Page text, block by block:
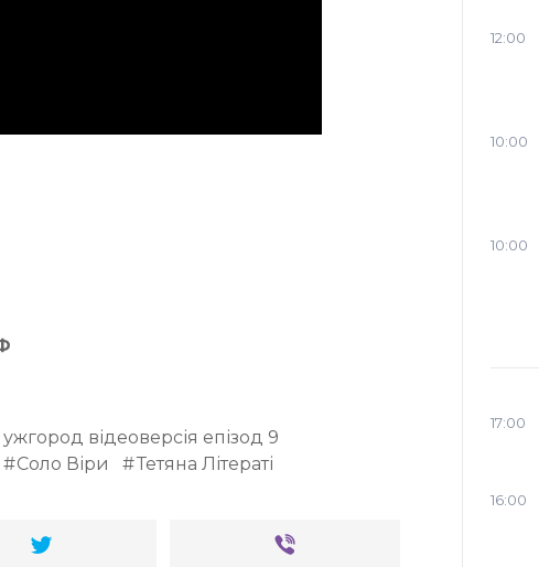
відеоверсія епізод 9
Соло Віри Тетяна Літераті
12:00
10:00
10:00
17:00
16:00